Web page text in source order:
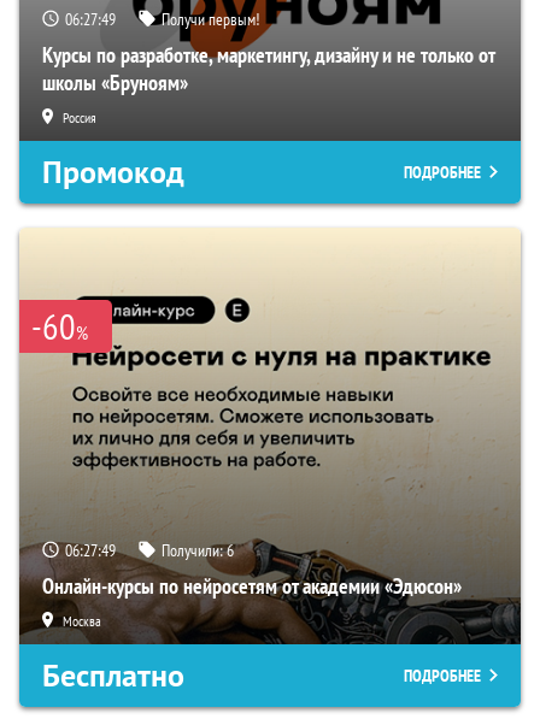
06:27:48 Получи первым!
Курсы по разработке, маркетингу, дизайну и не только от
школы «Бруноям»
Россия
Промокод ПОДРОБНЕЕ
-60%
06:27:48 Получили:6
Онлайн-курсы по нейросетям от академии «Эдюсон»
Москва
Бесплатно ПОДРОБНЕЕ